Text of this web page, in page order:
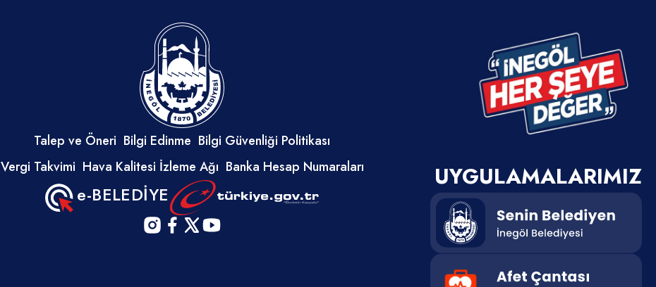
Talep ve Öneri Bilgi Edinme Bilgi Güvenliği Politikası
Vergi Takvimi Hava Kalitesi İzleme Ağı Banka Hesap Numaraları
e-BELEDİYE
UYGULAMALARIMIZ